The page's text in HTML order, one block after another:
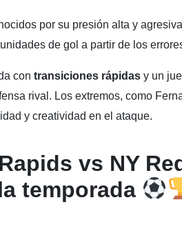
por su presión alta y
de gol a partir de los
con transiciones rápidas y un
rival. Los extremos, como
y creatividad en el ataque.
vs NY
temporada